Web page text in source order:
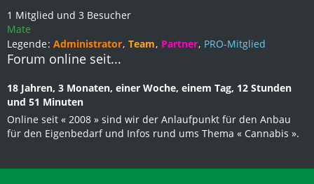
1 Mitglied und 3 Besucher
Mate
Legende Administrator Team Partner PRO-Mitglied
Forum online seit...
18 Jahren, 3 Monaten, einer Woche, einem Tag, 12 Stunden
und 51 Minuten
Online seit « 2008 » sind wir der Anlaufpunkt für den Anbau
für den Eigenbedarf und Infos rund ums Thema « Cannabis ».